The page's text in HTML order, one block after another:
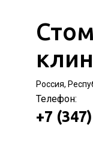
Россия,
Телефон:
+7